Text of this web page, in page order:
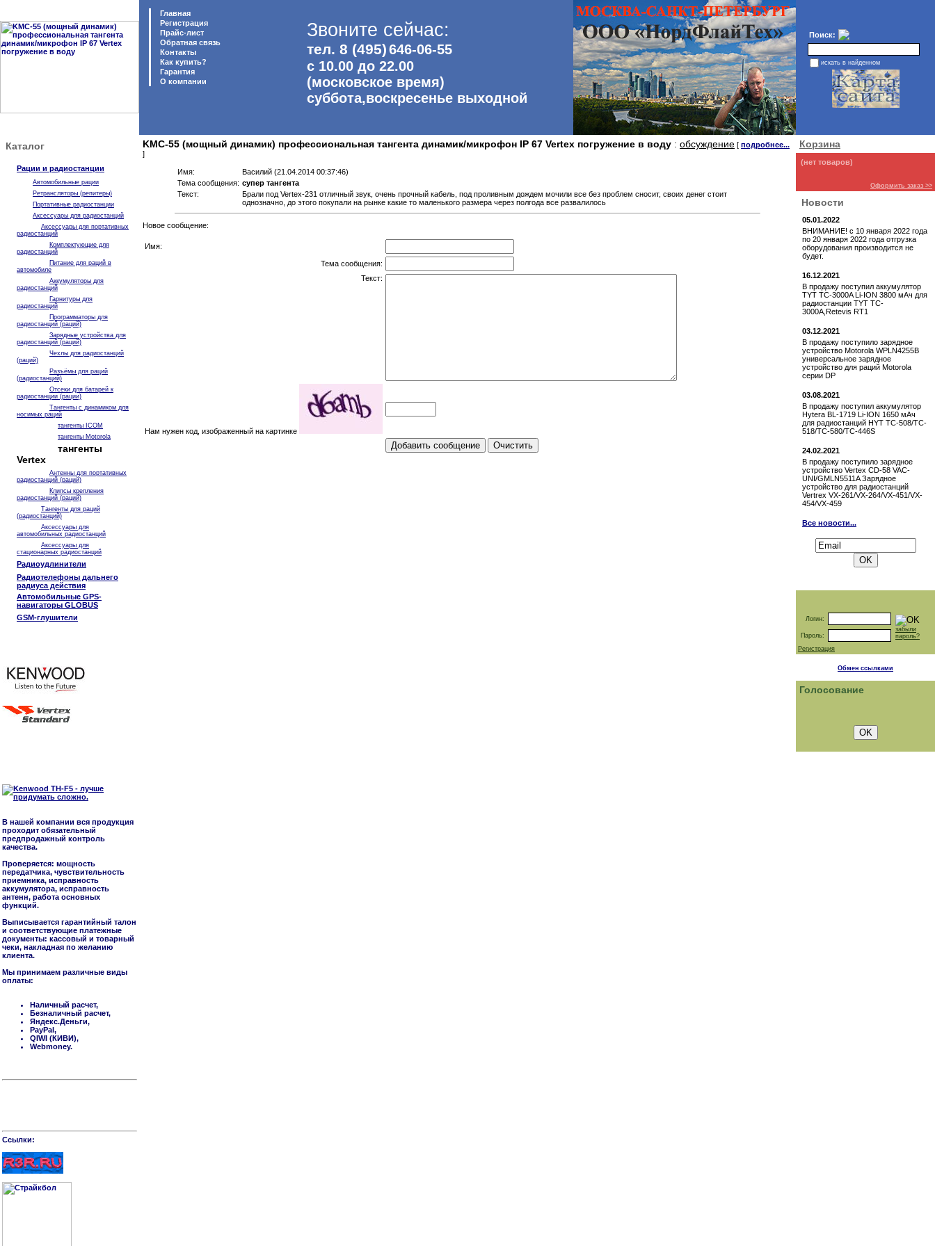
Главная
Регистрация
Прайс-лист
Обратная связь
Контакты
Как купить?
Гарантия
O компании
Звоните сейчас:
тел. 8 (495)646-06-55
с 10.00 до 22.00
(московское время)
суббота,воскресенье выходной
Поиск:
искать в найденном
Каталог
Рации и радиостанции
Автомобильные рации
Ретрансляторы (репитеры)
Портативные радиостанции
Аксессуары для радиостанций
Аксессуары для портативных
радиостанций
Комплектующие для
радиостанций
Питание для раций в
автомобиле
Аккумуляторы для
радиостанций
Гарнитуры для
радиостанций
Программаторы для
радиостанций (раций)
Зарядные устройства для
радиостанций (раций)
Чехлы для радиостанций
(раций)
Разъёмы для раций
(радиостанций)
Отсеки для батарей к
радиостанции (рации)
Тангенты с динамиком для
носимых раций
тангенты ICOM
тангенты Motorola
тангенты
Vertex
Антенны для портативных
радиостанций (раций)
Клипсы крепления
радиостанций (раций)
Тангенты для раций
(радиостанций)
Аксессуары для
автомобильных радиостанций
Аксессуары для
стационарных радиостанций
Радиоудлинители
Радиотелефоны дальнего
радиуса действия
Автомобильные GPS-
навигаторы GLOBUS
GSM-глушители
В нашей компании вся продукция
проходит обязательный
предпродажный контроль
качества.
Проверяется: мощность
передатчика, чувствительность
приемника, исправность
аккумулятора, исправность
антенн, работа основных
функций.
Выписывается гарантийный талон
и соответствующие платежные
документы: кассовый и товарный
чеки, накладная по желанию
клиента.
Мы принимаем различные виды
оплаты:
Наличный расчет,
Безналичный расчет,
Яндекс.Деньги,
PayPal,
QIWI (КИВИ),
Webmoney.
Cсылки:
KMC-55 (мощный динамик) профессиональная тангента динамик/микрофон IP 67 Vertex погружение в воду : обсуждение [ подробнее...
]
Имя:
Василий (21.04.2014 00:37:46)
Тема сообщения: супер тангента
Текст:
Брали под Vertex-231 отличный звук, очень прочный кабель, под проливным дождем мочили все без проблем сносит, своих денег стоит
однозначно, до этого покупали на рынке какие то маленького размера через полгода все развалилось
Новое сообщение:
Имя:
Тема сообщения:
Текст:
Нам нужен код, изображенный на картинке
Корзина
(нет товаров)
Оформить заказ >>
Новости
05.01.2022
ВНИМАНИЕ! с 10 января 2022 года
по 20 января 2022 года отгрузка
оборудования производится не
будет.
16.12.2021
В продажу поступил аккумулятор
TYT TC-3000A Li-ION 3800 мАч для
радиостанции TYT TC-
3000A,Retevis RT1
03.12.2021
В продажу поступило зарядное
устройство Motorola WPLN4255B
универсальное зарядное
устройство для раций Motorola
серии DP
03.08.2021
В продажу поступил аккумулятор
Hytera BL-1719 Li-ION 1650 мАч
для радиостанций HYT TC-508/TC-
518/TC-580/TC-446S
24.02.2021
В продажу поступило зарядное
устройство Vertex СD-58 VAC-
UNI/GMLN5511A Зарядное
устройство для радиостанций
Vertrex VX-261/VX-264/VX-451/VX-
454/VX-459
Все новости...
Логин:
Пароль:
забыли
пароль?
Регистрация
Обмен ссылками
Голосование